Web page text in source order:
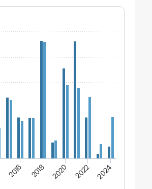
2016 2018 2020 2022 2024